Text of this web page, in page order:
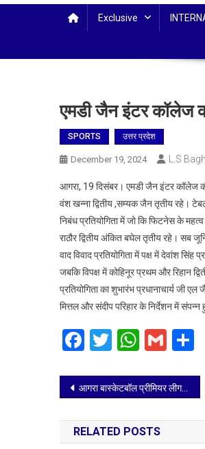
Exclusive
एमडी जैन इंटर कॉलेज
SPORTS उत्तर प्रदेश
December 19, 2024 L.S
आगरा, 19 दिसंबर। एमडी जैन इंटर कॉलेज
वंश खन्ना द्वितीय ,सम्यक जैन तृतीय रहे।
निबंध प्रतियोगिता में जो कि फिटनेस के
राठौर द्वितीय अंकित बघेल तृतीय रहे। सब
वाद विवाद प्रतियोगिता में पक्ष में देवांश सिंह
जबकि विपक्ष में कोहिनूर प्रथम और रिहान
प्रतियोगिता का शुभारंभ प्रधानाचार्य जी
मित्तल और संदीप परिहार के निर्देशन में संपन्न
Facebook
Twitter
Post
navigation
आगरा बास्केटबॉल प्रीमियर लीग सीजन 2 खिलाड़ियों की लगी बोली, सबसे महंगे बिके हिमांशु सिंह 48000 में
RELATED POSTS